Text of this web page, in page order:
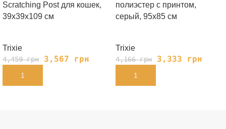
Scratching Post для кошек,
39х39х109 см
Trixie
4,459грн 3,567 грн
В КОРЗИНУ
полиэстер с принтом,
серый, 95х85 см
Trixie
4,166грн 3,333 грн
В КОРЗИНУ